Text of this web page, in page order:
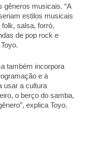
gêneros musicais. “A
estilos musicais
salsa, forró,
de pop rock e
também incorpora
e à
usar a cultura
o berço do samba,
explica Toyo.